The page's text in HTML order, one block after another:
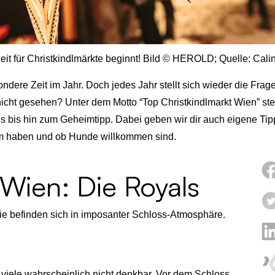
für Christkindlmärkte beginnt! Bild © HEROLD; Quelle:
Zeit im Jahr. Doch jedes Jahr stellt sich wieder die
gesehen? Unter dem Motto “Top Christkindlmarkt Wien”
bis hin zum Geheimtipp. Dabei geben wir dir auch eigene
haben und ob Hunde willkommen sind.
Die Royals
befinden sich in imposanter Schloss-Atmosphäre.